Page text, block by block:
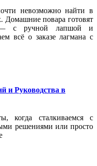
невозможно найти в
Домашние повара готовят
— с ручной лапшой и
всё о заказе лагмана с
и Руководства в
когда сталкиваемся с
решениями или просто